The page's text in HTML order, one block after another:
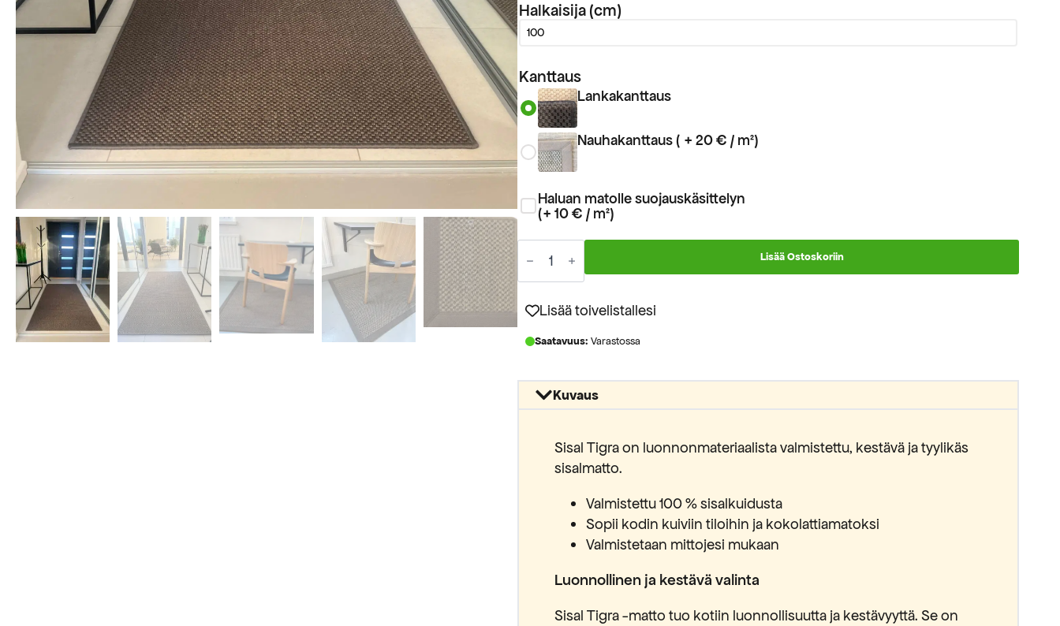
Halkaisija (cm)
Kanttaus
Lankakanttaus
Nauhakanttaus ( + 20 € / m²)
Haluan matolle suojauskäsittelyn
(+ 10 € / m²)
Sisalmatto
Tigra
sävy
mittatilausmatto
määrä
Lisää Ostoskoriin
Lisää toivelistallesi
Saatavuus: Varastossa
Kuvaus
Sisal Tigra on luonnonmateriaalista valmistettu, kestävä ja tyylikäs
sisalmatto.
Valmistettu 100 % sisalkuidusta
Sopii kodin kuiviin tiloihin ja kokolattiamatoksi
Valmistetaan mittojesi mukaan
Luonnollinen ja kestävä valinta
Sisal Tigra -matto tuo kotiin luonnollisuutta ja kestävyyttä. Se on